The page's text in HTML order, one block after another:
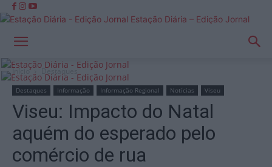
Estação Diária – Edição Jornal
Início Destaques
Destaques Informação Informação Regional Notícias Viseu
Viseu: Impacto do Natal
aquém do esperado pelo
comércio de rua